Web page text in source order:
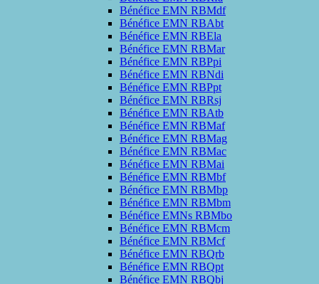
Bénéfice EMN RBMdf
Bénéfice EMN RBAbt
Bénéfice EMN RBEla
Bénéfice EMN RBMar
Bénéfice EMN RBPpi
Bénéfice EMN RBNdi
Bénéfice EMN RBPpt
Bénéfice EMN RBRsj
Bénéfice EMN RBAtb
Bénéfice EMN RBMaf
Bénéfice EMN RBMag
Bénéfice EMN RBMac
Bénéfice EMN RBMai
Bénéfice EMN RBMbf
Bénéfice EMN RBMbp
Bénéfice EMN RBMbm
Bénéfice EMNs RBMbo
Bénéfice EMN RBMcm
Bénéfice EMN RBMcf
Bénéfice EMN RBQrb
Bénéfice EMN RBQpt
Bénéfice EMN RBQbj